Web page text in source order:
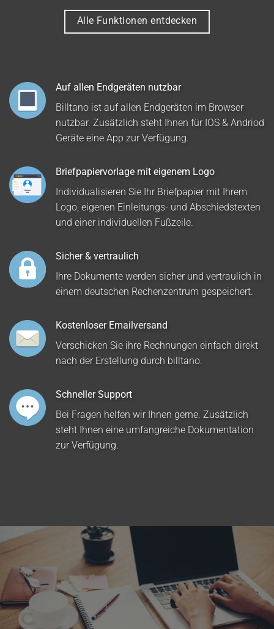
Alle Funktionen entdecken
Auf allen Endgeräten nutzbar
Billtano ist auf allen Endgeräten im Browser
nutzbar. Zusätzlich steht Ihnen für IOS & Andriod
Geräte eine App zur Verfügung.
Briefpapiervorlage mit eigenem Logo
Individualisieren Sie Ihr Briefpapier mit Ihrem
Logo, eigenen Einleitungs- und Abschiedstexten
und einer individuellen Fußzeile.
Sicher & vertraulich
Ihre Dokumente werden sicher und vertraulich in
einem deutschen Rechenzentrum gespeichert.
Kostenloser Emailversand
Verschicken Sie ihre Rechnungen einfach direkt
nach der Erstellung durch billtano.
Schneller Support
Bei Fragen helfen wir Ihnen gerne. Zusätzlich
steht Ihnen eine umfangreiche Dokumentation
zur Verfügung.